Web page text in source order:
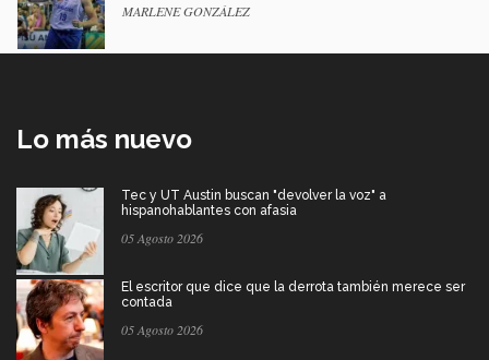
MARLENE GONZÁLEZ
Lo más nuevo
Tec y UT Austin buscan "devolver la voz" a
hispanohablantes con afasia
05 Agosto 2026
El escritor que dice que la derrota también merece ser
contada
05 Agosto 2026